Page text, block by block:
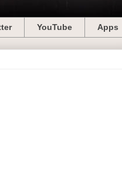
YouTube Apps